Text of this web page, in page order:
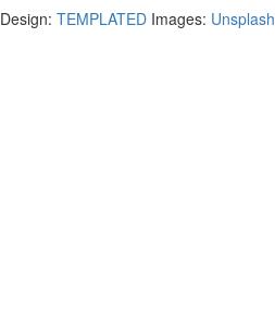
Design: TEMPLATED Images: Unsplash